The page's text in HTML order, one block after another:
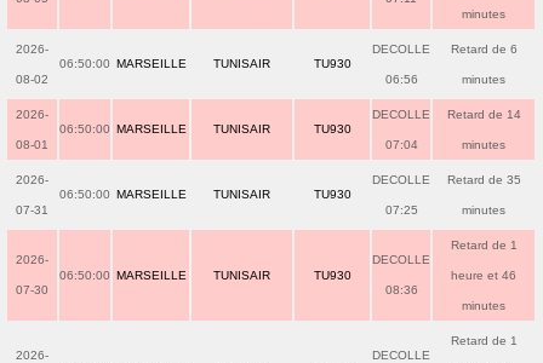
minutes
2026-
08-02
06:50:00 MARSEILLE TUNISAIR TU930
DECOLLE
06:56
Retard de 6
minutes
2026-
08-01
06:50:00 MARSEILLE TUNISAIR TU930
DECOLLE
07:04
Retard de 14
minutes
2026-
07-31
06:50:00 MARSEILLE TUNISAIR TU930
DECOLLE
07:25
Retard de 35
minutes
2026-
07-30
06:50:00 MARSEILLE TUNISAIR TU930
DECOLLE
08:36
Retard de 1
heure et 46
minutes
2026- DECOLLE
Retard de 1